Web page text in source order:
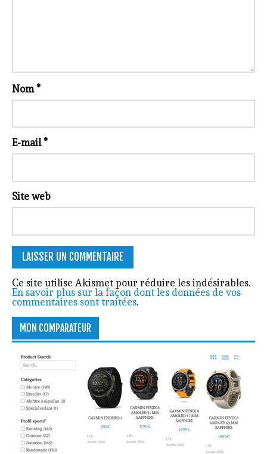
Nom*
E-mail*
Site web
Ce site utilise Akismet pour réduire les indésirables.
En savoir plus sur la façon dont les données de vos
commentaires sont traitées.
MON COMPARATEUR